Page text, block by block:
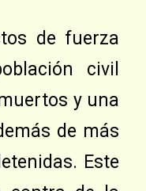
de fuerza
civil
y una
de más
Este